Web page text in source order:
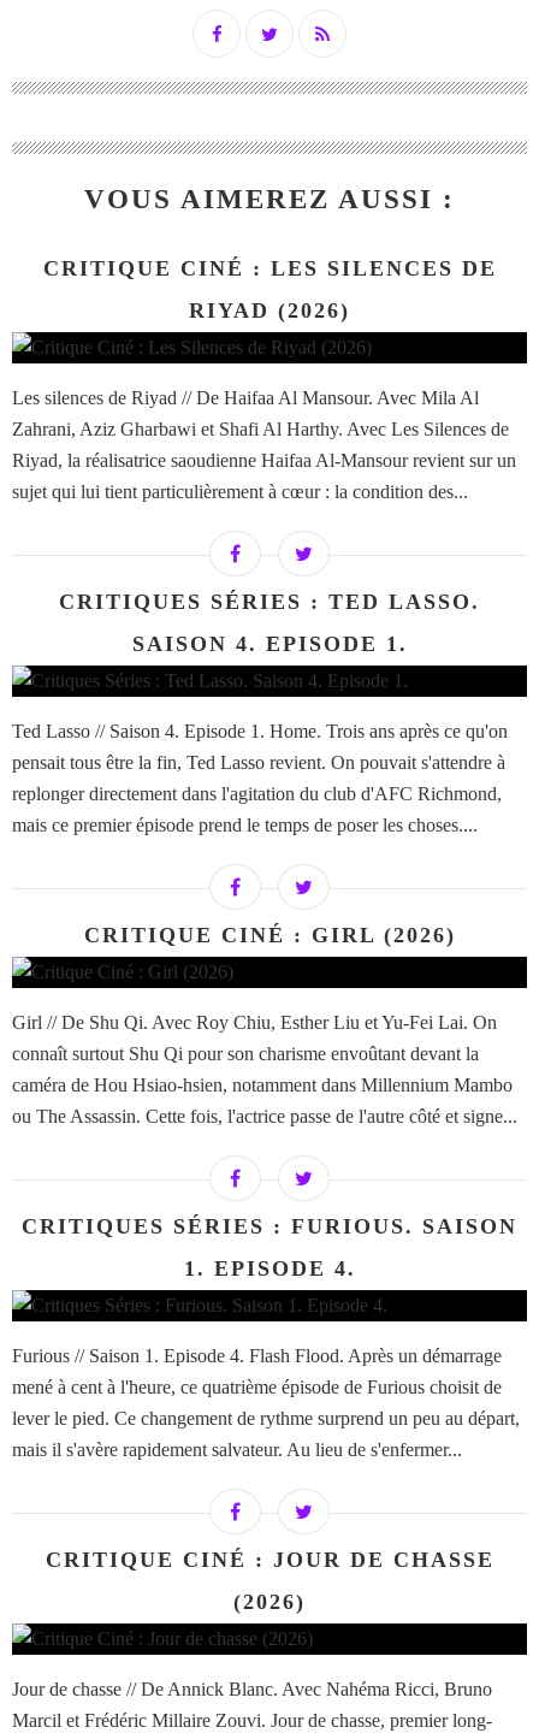
VOUS AIMEREZ AUSSI :
CRITIQUE CINÉ : LES SILENCES DE
RIYAD (2026)
Les silences de Riyad // De Haifaa Al Mansour. Avec Mila Al
Zahrani, Aziz Gharbawi et Shafi Al Harthy. Avec Les Silences de
Riyad, la réalisatrice saoudienne Haifaa Al-Mansour revient sur un
sujet qui lui tient particulièrement à cœur : la condition des...
CRITIQUES SÉRIES : TED LASSO.
SAISON 4. EPISODE 1.
Ted Lasso // Saison 4. Episode 1. Home. Trois ans après ce qu'on
pensait tous être la fin, Ted Lasso revient. On pouvait s'attendre à
replonger directement dans l'agitation du club d'AFC Richmond,
mais ce premier épisode prend le temps de poser les choses....
CRITIQUE CINÉ : GIRL (2026)
Girl // De Shu Qi. Avec Roy Chiu, Esther Liu et Yu-Fei Lai. On
connaît surtout Shu Qi pour son charisme envoûtant devant la
caméra de Hou Hsiao-hsien, notamment dans Millennium Mambo
ou The Assassin. Cette fois, l'actrice passe de l'autre côté et signe...
CRITIQUES SÉRIES : FURIOUS. SAISON
1. EPISODE 4.
Furious // Saison 1. Episode 4. Flash Flood. Après un démarrage
mené à cent à l'heure, ce quatrième épisode de Furious choisit de
lever le pied. Ce changement de rythme surprend un peu au départ,
mais il s'avère rapidement salvateur. Au lieu de s'enfermer...
CRITIQUE CINÉ : JOUR DE CHASSE
(2026)
Jour de chasse // De Annick Blanc. Avec Nahéma Ricci, Bruno
Marcil et Frédéric Millaire Zouvi. Jour de chasse, premier long-